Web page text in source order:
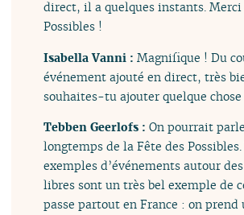
direct, il a quelques instants. Merci
Possibles !
Isabella Vanni :Magnifique ! Du
événement ajouté en direct, très
souhaites-tu ajouter quelque chose
Tebben Geerlofs :On pourrait
longtemps de la Fête des Possibles.
exemples d’événements autour
libres sont un très bel exemple de
passe partout en France : on prend